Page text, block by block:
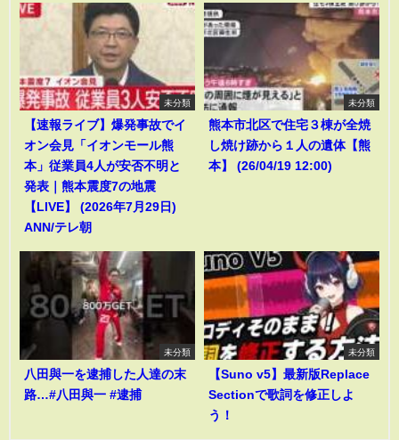
未分類
【速報ライブ】爆発事故でイ
オン会見「イオンモール熊
本」従業員4人が安否不明と
発表｜熊本震度7の地震
【LIVE】 (2026年7月29日)
ANN/テレ朝
未分類
熊本市北区で住宅３棟が全焼
し焼け跡から１人の遺体【熊
本】 (26/04/19 12:00)
未分類
八田與一を逮捕した人達の末
路…#八田與一 #逮捕
未分類
【Suno v5】最新版Replace
Sectionで歌詞を修正しよ
う！